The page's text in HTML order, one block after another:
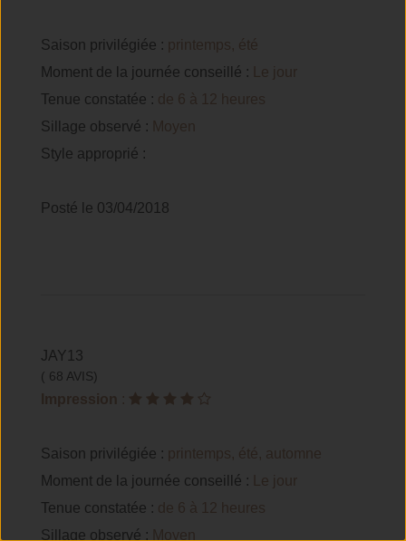
Saison privilégiée : printemps, été
Moment de la journée conseillé :
Le jour
Tenue constatée : de 6 à 12 heures
Sillage observé : Moyen
Style approprié :
Posté le 03/04/2018
JAY13
( 68 AVIS)
Impression :
Saison privilégiée : printemps, été, automne
Moment de la journée conseillé :
Le jour
Tenue constatée : de 6 à 12 heures
Sillage observé : Moyen